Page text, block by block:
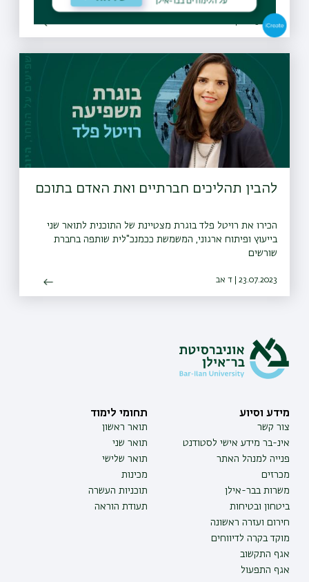
02.03.2021 | יח אדר
להבין תהליכים חברתיים ואת האדם בתוכם
הכירו את רויטל פלד בוגרת מצטיינת של התוכנית לתואר שני
בייעוץ ופיתוח ארגוני, המשמשת ככמנכ"לית שותפה בחברת
שורשים
23.07.2023 | ד אב
מידע וסיוע
צור קשר
אינ-בר מידע אישי לסטודנט
פנייה למנהל האתר
מכרזים
משרות בבר-אילן
ביטחון ובטיחות
חירום ועזרה ראשונה
מוקד בקרה לדיווחים
אגף התקשוב
אגף התפעול
תחומי לימוד
תואר ראשון
תואר שני
תואר שלישי
מכינות
תוכניות העשרה
תעודת הוראה